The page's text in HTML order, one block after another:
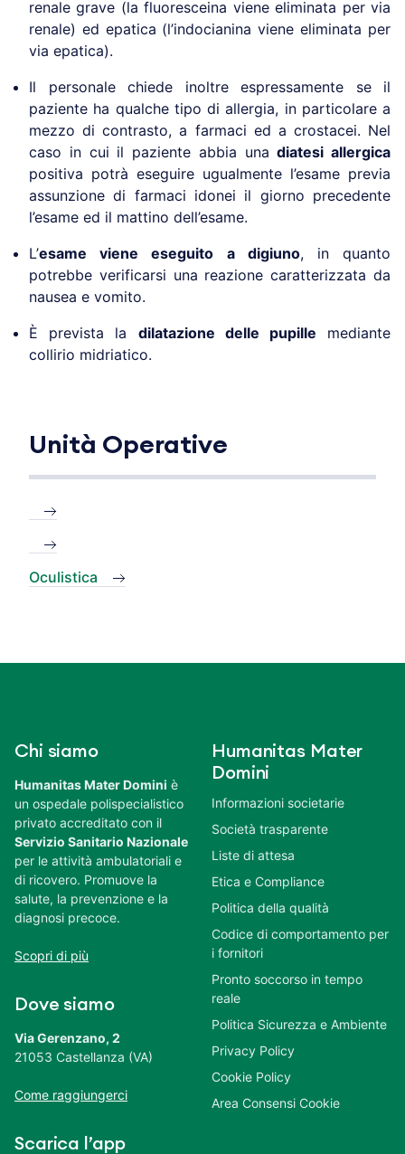
renale grave (la fluoresceina viene eliminata per via
renale) ed epatica (l’indocianina viene eliminata per
via epatica).
Il personale chiede inoltre espressamente se il
paziente ha qualche tipo di allergia, in particolare a
mezzo di contrasto, a farmaci ed a crostacei. Nel
caso in cui il paziente abbia unadiatesi allergica
positiva potrà eseguire ugualmente l’esame previa
assunzione di farmaci idonei il giorno precedente
l’esame ed il mattino dell’esame.
L’esame viene eseguito a digiuno, in quanto
potrebbe verificarsi una reazione caratterizzata da
nausea e vomito.
È prevista la dilatazione delle pupille mediante
collirio midriatico.
Unità Operative
Oculistica
Chi siamo
Humanitas Mater Domini è
un ospedale polispecialistico
privato accreditato con il
Servizio Sanitario Nazionale
per le attività ambulatoriali e
di ricovero. Promuove la
salute, la prevenzione e la
diagnosi precoce.
Scopri di più
Dove siamo
Via Gerenzano, 2
21053 Castellanza (VA)
Come raggiungerci
Scarica l’app
Humanitas Mater
Domini
Informazioni societarie
Società trasparente
Liste di attesa
Etica e Compliance
Politica della qualità
Codice di comportamento per
i fornitori
Pronto soccorso in tempo
reale
Politica Sicurezza e Ambiente
Privacy Policy
Cookie Policy
Area Consensi Cookie